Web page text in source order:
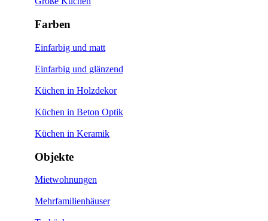
Farben
Einfarbig und matt
Einfarbig und glänzend
Küchen in Holzdekor
Küchen in Beton Optik
Küchen in Keramik
Objekte
Mietwohnungen
Mehrfamilienhäuser